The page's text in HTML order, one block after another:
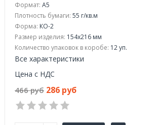
Формат: A5
Плотность бумаги: 55 г/кв.м
Форма: КО-2
Размер изделия: 154x216 мм
Количество упаковок в коробе: 12 уп.
Все характеристики
Цена с НДС
466 руб 286 руб